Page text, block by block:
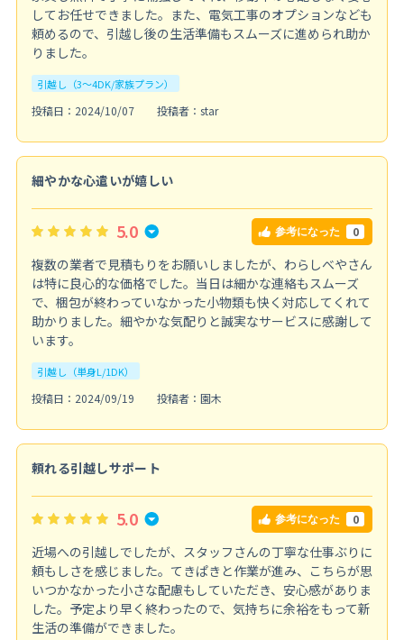
してお任せできました。また、電気工事のオプションなども
頼めるので、引越し後の生活準備もスムーズに進められ助か
りました。
引越し（3～4DK/家族プラン）
投稿日：2024/10/07 投稿者：star
細やかな心遣いが嬉しい
5.0 参考になった 0
複数の業者で見積もりをお願いしましたが、わらしべやさん
は特に良心的な価格でした。当日は細かな連絡もスムーズ
で、梱包が終わっていなかった小物類も快く対応してくれて
助かりました。細やかな気配りと誠実なサービスに感謝して
います。
引越し（単身L/1DK）
投稿日：2024/09/19 投稿者：園木
頼れる引越しサポート
5.0 参考になった 0
近場への引越しでしたが、スタッフさんの丁寧な仕事ぶりに
頼もしさを感じました。てきぱきと作業が進み、こちらが思
いつかなかった小さな配慮もしていただき、安心感がありま
した。予定より早く終わったので、気持ちに余裕をもって新
生活の準備ができました。